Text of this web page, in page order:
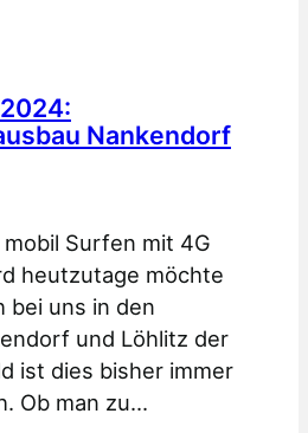
Nankendorf
Surfen mit 4G
heutzutage möchte
bei uns in den
und Löhlitz der
ist dies bisher immer
Ob man zu…